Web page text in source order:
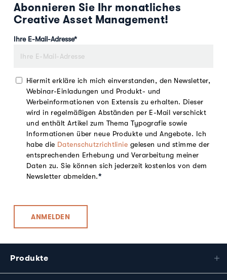
Abonnieren Sie Ihr monatliches
Creative Asset Management!
Ihre E-Mail-Adresse*
Hiermit erkläre ich mich einverstanden, den Newsletter,
Webinar-Einladungen und Produkt- und
Werbeinformationen von Extensis zu erhalten. Dieser
wird in regelmäßigen Abständen per E-Mail verschickt
und enthält Artikel zum Thema Typografie sowie
Informationen über neue Produkte und Angebote. Ich
habe die Datenschutzrichtlinie gelesen und stimme der
entsprechenden Erhebung und Verarbeitung meiner
Daten zu. Sie können sich jederzeit kostenlos von dem
Newsletter abmelden.*
Produkte